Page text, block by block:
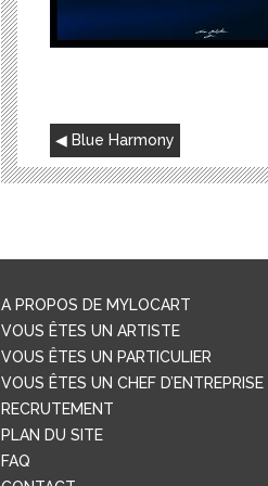
NAVIGATION
DE
L’ARTICLE
Blue Harmony
A PROPOS DE MYLOCART
VOUS ÊTES UN ARTISTE
VOUS ÊTES UN PARTICULIER
VOUS ÊTES UN CHEF D’ENTREPRISE
RECRUTEMENT
PLAN DU SITE
FAQ